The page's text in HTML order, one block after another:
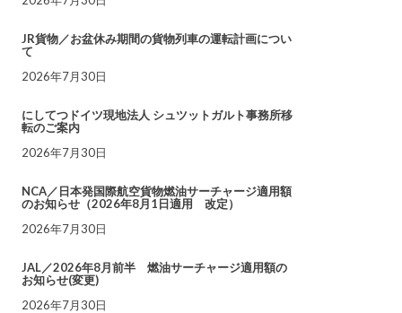
JR貨物／お盆休み期間の貨物列車の運転計画につい
て
2026年7月30日
にしてつドイツ現地法人 シュツットガルト事務所移
転のご案内
2026年7月30日
NCA／日本発国際航空貨物燃油サーチャージ適用額
のお知らせ（2026年8月1日適用 改定）
2026年7月30日
JAL／2026年8月前半 燃油サーチャージ適用額の
お知らせ(変更)
2026年7月30日